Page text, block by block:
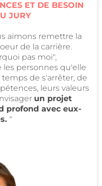
ET DE BESOIN
JURY
aimons remettre la
de la carrière.
pas moi",
les personnes qu'elle
de s'arrêter, de
leurs valeurs
un projet
profond avec eux-
"